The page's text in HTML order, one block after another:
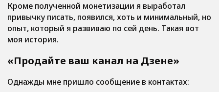
Кроме полученной монетизации я выработал
привычку писать, появился, хоть и минимальный, но
опыт, который я развиваю по сей день. Такая вот
моя история.
«Продайте ваш канал на Дзене»
Однажды мне пришло сообщение в контактах: